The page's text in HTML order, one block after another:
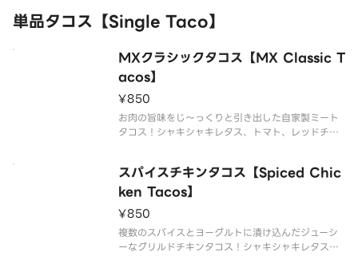
単品タコス【Single Taco】
MXクラシックタコス【MX Classic T
acos】
¥850
お肉の旨味をじ～っくりと引き出した自家製ミート
タコス！シャキシャキレタス、トマト、レッドチェ
スパイスチキンタコス【Spiced Chic
ken Tacos】
¥850
複数のスパイスとヨーグルトに漬け込んだジューシ
ーなグリルドチキンタコス！シャキシャキレタス、